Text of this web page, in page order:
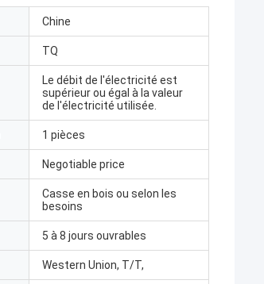
Chine
TQ
Le débit de l'électricité est
supérieur ou égal à la valeur
de l'électricité utilisée.
1 pièces
Negotiable price
Casse en bois ou selon les
besoins
5 à 8 jours ouvrables
Western Union, T/T,